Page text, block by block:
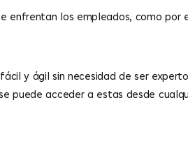
los empleados, como por
y ágil sin necesidad de ser
puede acceder a estas desde